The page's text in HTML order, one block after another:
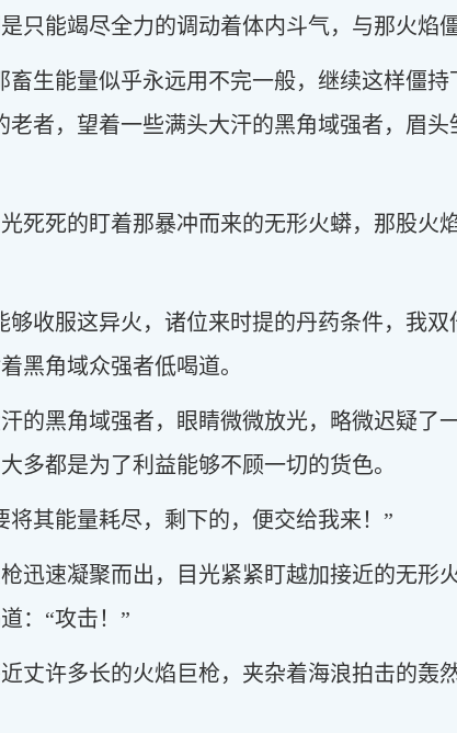
只能竭尽全力的调动着体内斗气，与那火焰僵
畜生能量似乎永远用不完一般，继续这样僵
老者，望着一些满头大汗的黑角域强者，眉
死死的盯着那暴冲而来的无形火蟒，那股火
够收服这异火，诸位来时提的丹药条件，我
黑角域众强者低喝道。
的黑角域强者，眼睛微微放光，略微迟疑了
多都是为了利益能够不顾一切的货色。
将其能量耗尽，剩下的，便交给我来！”
迅速凝聚而出，目光紧紧盯越加接近的无形
：“攻击！”
丈许多长的火焰巨枪，夹杂着海浪拍击的轰